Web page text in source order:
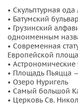
бонус на ваш
звездам мировой и
миниатюр главных
Важная
Пожалуйста,
удобную обувь.
индивидуально
• Скульптурная
• Батумский
• Грузинский
одноименным
• Современная
Европейской
• Астрономические
• Площадь Пьяцца
• Озеро Нуригель
• Самый большой
• Церковь Св.